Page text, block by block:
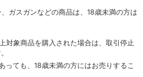
ガスガンなどの商品は、18歳未満の方は
対象商品を購入された場合は、取引停止
っても、18歳未満の方にはお売りするこ